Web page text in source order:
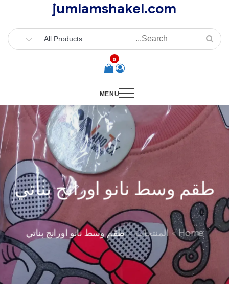
content
jumlamshakel.com
0
MENU
طقم وسط نانو اورانج بناتي
Home المنتجات طقم وسط نانو اورانج بناتي